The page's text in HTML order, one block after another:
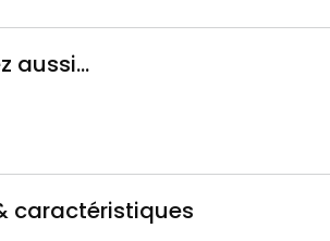
aussi...
caractéristiques